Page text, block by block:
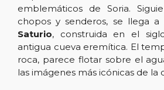
emblemáticos de Soria.
chopos y senderos, se llega
Saturio, construida en el
antigua cueva eremítica. El
roca, parece flotar sobre el
las imágenes más icónicas de la